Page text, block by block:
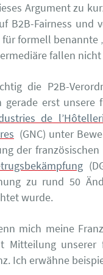
Argument zu
B2B-Fairness und
formell benannte
fallen
die P2B-
gerade erst unsere
de
(GNC) unter
der französischen
zu rund 50
wurde.
mich meine
Mitteilung unserer
Ich erwähne